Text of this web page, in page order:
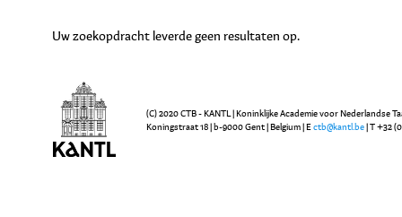
Uw zoekopdracht leverde geen resultaten op.
(C) 2020 CTB - KANTL | Koninklijke Academie voor Nederlandse
Koningstraat 18 | b-9000 Gent | Belgium | E ctb@kantl.be | T +32